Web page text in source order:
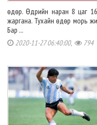
өдөр. Өдрийн наран 8 цаг
жаргана. Тухайн өдөр морь
Бар ...
2020-11-27 06:40:00, 794